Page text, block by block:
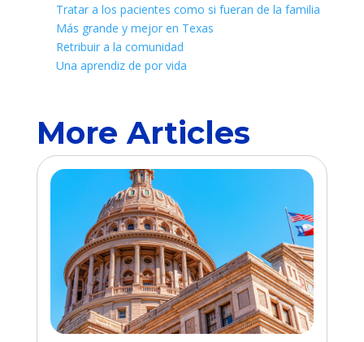
Tratar a los pacientes como si fueran de la familia
Más grande y mejor en Texas
Retribuir a la comunidad
Una aprendiz de por vida
More Articles